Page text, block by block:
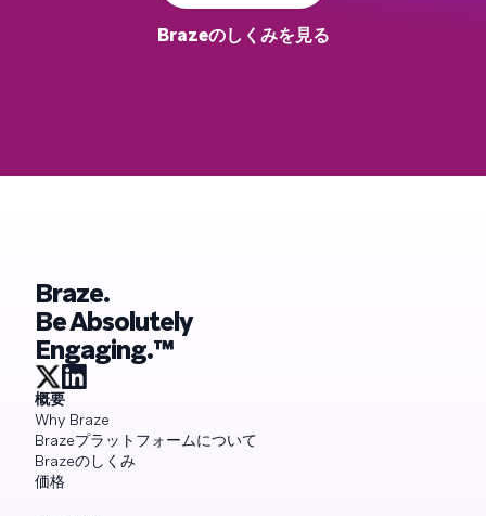
Brazeのしくみを見る
Braze.
Be Absolutely
Engaging.™
概要
Why Braze
Brazeプラットフォームについて
Brazeのしくみ
価格